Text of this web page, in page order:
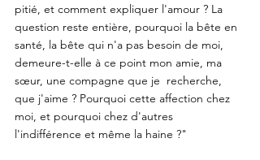
pitié, et comment expliquer l'amour ? La
question reste entière, pourquoi la bête en
santé, la bête qui n'a pas besoin de moi,
demeure-t-elle à ce point mon amie, ma
sœur, une compagne que je  recherche,
que j'aime ? Pourquoi cette affection chez
moi, et pourquoi chez d'autres
l'indifférence et même la haine ?"